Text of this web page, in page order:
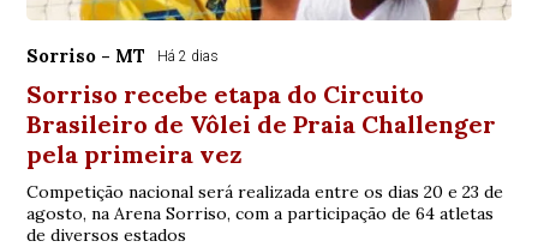
Sorriso - MT Há 2 dias
Sorriso recebe etapa do Circuito
Brasileiro de Vôlei de Praia Challenger
pela primeira vez
Competição nacional será realizada entre os dias 20 e 23 de
agosto, na Arena Sorriso, com a participação de 64 atletas
de diversos estados